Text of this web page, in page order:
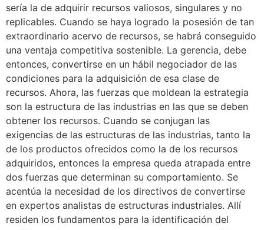
sería la de adquirir recursos valiosos, singulares y no
replicables. Cuando se haya logrado la posesión de tan
extraordinario acervo de recursos, se habrá conseguido
una ventaja competitiva sostenible. La gerencia, debe
entonces, convertirse en un hábil negociador de las
condiciones para la adquisición de esa clase de
recursos. Ahora, las fuerzas que moldean la estrategia
son la estructura de las industrias en las que se deben
obtener los recursos. Cuando se conjugan las
exigencias de las estructuras de las industrias, tanto la
de los productos ofrecidos como la de los recursos
adquiridos, entonces la empresa queda atrapada entre
dos fuerzas que determinan su comportamiento. Se
acentúa la necesidad de los directivos de convertirse
en expertos analistas de estructuras industriales. Allí
residen los fundamentos para la identificación del